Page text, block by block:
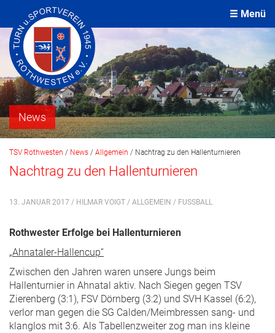
Menü
News
TSV Rothwesten / News / Allgemein / Nachtrag zu den Hallenturnieren
Nachtrag zu den Hallenturnieren
13. JANUAR 2017 / HILMAR VOIGT / ALLGEMEIN / FUSSBALL
Rothwester Erfolge bei Hallenturnieren
„Ahnataler-Hallencup“
Zwischen den Jahren waren unsere Jungs beim
Hallenturnier in Ahnatal aktiv. Nach Siegen gegen TSV
Zierenberg (3:1), FSV Dörnberg (3:2) und SVH Kassel (6:2),
verlor man gegen die SG Calden/Meimbressen sang- und
klanglos mit 3:6. Als Tabellenzweiter zog man ins kleine